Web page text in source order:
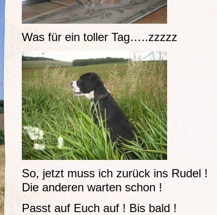
Was für ein toller Tag…..zzzzz
So, jetzt muss ich zurück ins Rudel !
Die anderen warten schon !
Passt auf Euch auf ! Bis bald !